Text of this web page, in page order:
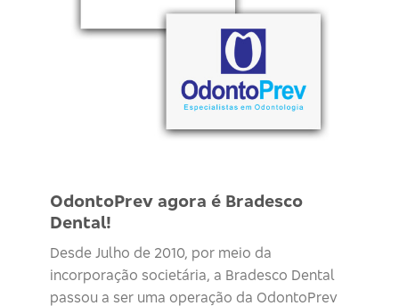
OdontoPrev agora é Bradesco
Dental!
Desde Julho de 2010, por meio da
incorporação societária, a Bradesco Dental
passou a ser uma operação da OdontoPrev